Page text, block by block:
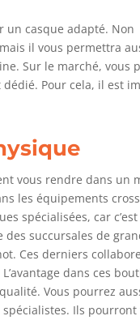
casque adapté. Non
il vous permettra
Sur le marché, vous
Pour cela, il est
vous rendre dans un
les équipements
spécialisées, car
succursales de
Ces derniers
dans ces
Vous pourrez
Ils pourront